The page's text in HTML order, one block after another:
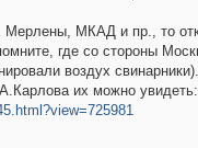
Мерлены, МКАД и пр., то
где со стороны
воздух свинарники).
их можно увидеть: